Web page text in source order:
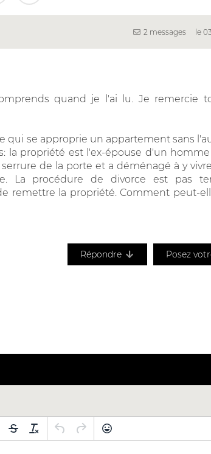
2 messages le
quand je l'ai lu. Je remercie
qui se approprie un appartement sans
la propriété est l'ex-épouse d'un
de la porte et a déménagé à y
La procédure de divorce est pas
remettre la propriété. Comment peut-
Répondre Posez